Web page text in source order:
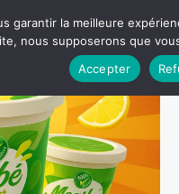
garantir la meilleure
nous supposerons que
Accepter